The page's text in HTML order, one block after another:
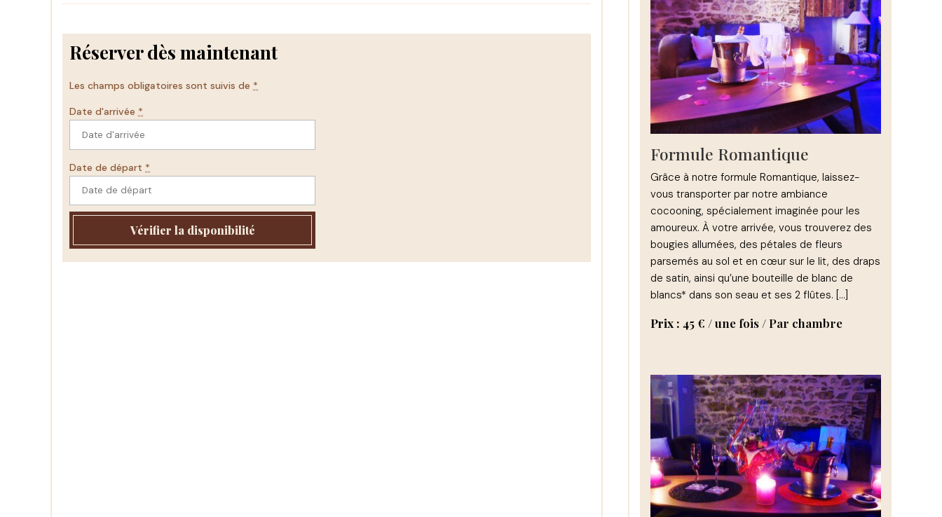
Réserver dès maintenant
Les champs obligatoires sont suivis de *
Date d'arrivée *
Date de départ *
Formule Romantique
Grâce à notre formule Romantique, laissez-
vous transporter par notre ambiance
cocooning, spécialement imaginée pour les
amoureux. À votre arrivée, vous trouverez des
bougies allumées, des pétales de fleurs
parsemés au sol et en cœur sur le lit, des draps
de satin, ainsi qu’une bouteille de blanc de
blancs* dans son seau et ses 2 flûtes. […]
Prix : 45 € / une fois / Par chambre